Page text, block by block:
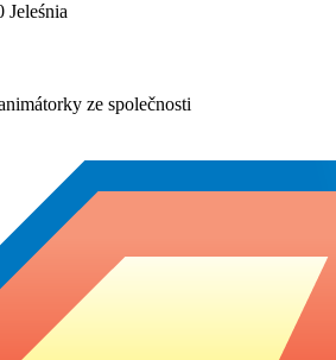
Jeleśnia
ze společnosti